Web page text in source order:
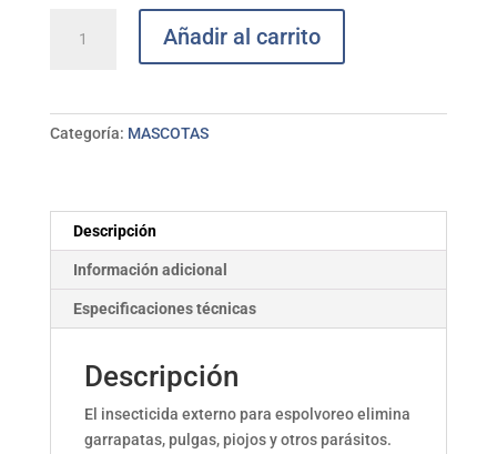
espolvoreo
Añadir al carrito
Categoría: MASCOTAS
Descripción
Información adicional
Especificaciones técnicas
Descripción
El insecticida externo para espolvoreo elimina
garrapatas, pulgas, piojos y otros parásitos.